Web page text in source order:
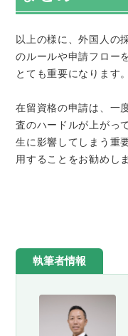
以上の様に、外国人の
のルールや申請フロー
とても重要になります。
在留資格の申請は、一
査のハードルが上がっ
生に影響してしまう重
用することをお勧めし
執筆者情報